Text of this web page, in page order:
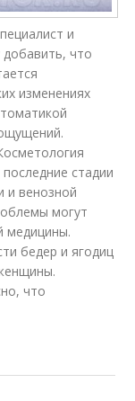
и
что
изменениях
стадии
и венозной
могут
медицины.
бедер и ягодиц
что